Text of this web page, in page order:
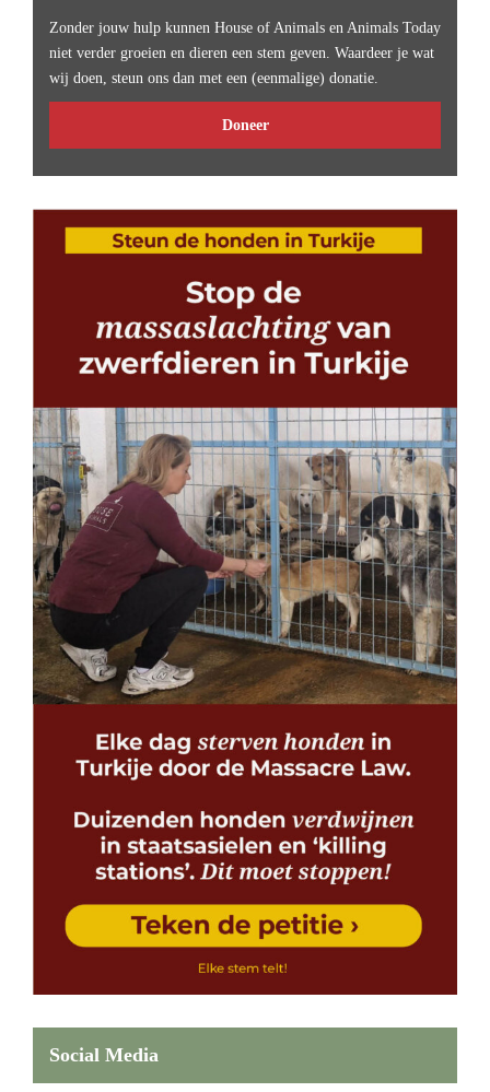
Zonder jouw hulp kunnen House of Animals en Animals Today
niet verder groeien en dieren een stem geven. Waardeer je wat
wij doen, steun ons dan met een (eenmalige) donatie.
Doneer
Social Media